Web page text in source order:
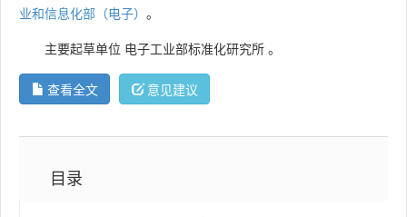
业和信息化部（电子） 。
主要起草单位 电子工业部标准化研究所 。
查看全文 意见建议
目录